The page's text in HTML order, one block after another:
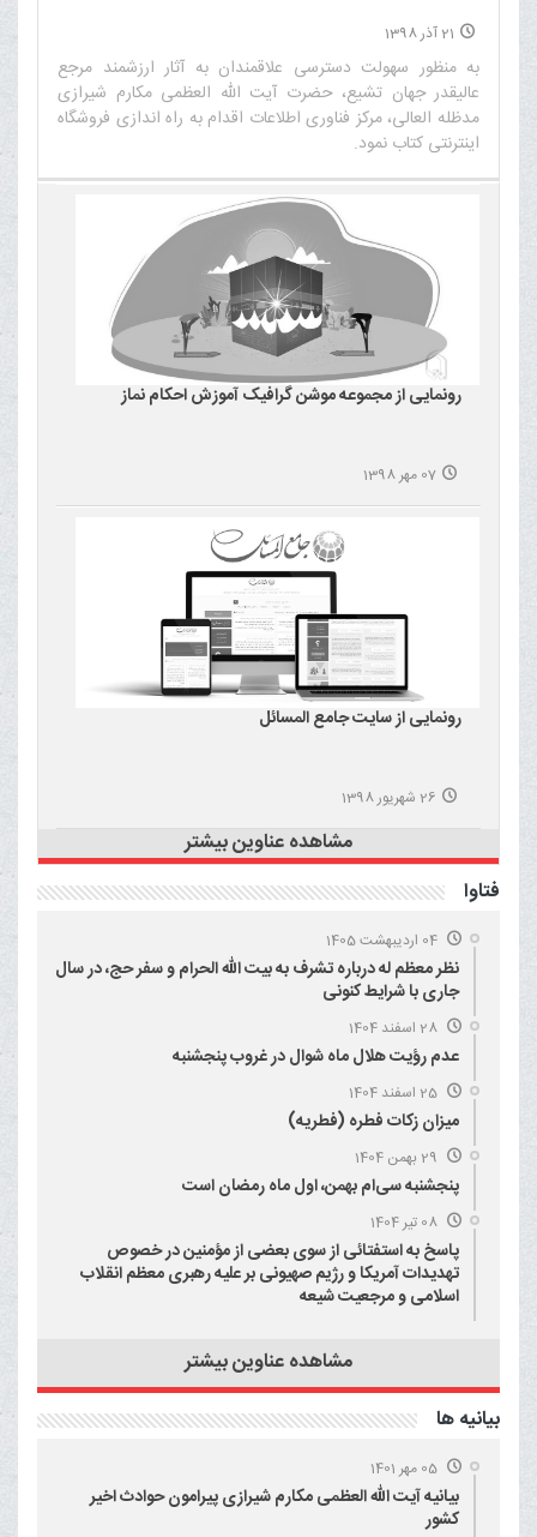
21 آذر 1398
به منظور سهولت دسترسی علاقمندان به آثار ارزشمند مرجع
عالیقدر جهان تشیع، حضرت آیت الله العظمی مکارم شیرازی
مدظله العالی، مرکز فناوری اطلاعات اقدام به راه اندازی فروشگاه
اینترنتی کتاب نمود.‌
رونمایی از مجموعه موشن گرافیک آموزش احکام نماز
07 مهر 1398
رونمایی از سایت جامع المسائل
26 شهریور 1398
مشاهده عناوین بیشتر
فتاوا
04 اردیبهشت 1405
نظر معظم له درباره تشرف به بیت الله الحرام و سفر حج، در سال
جاری با شرایط کنونی
28 اسفند 1404
عدم رؤیت هلال ماه شوال در غروب پنجشنبه
25 اسفند 1404
میزان زکات فطره (فطریه)
29 بهمن 1404
پنجشنبه سی‌ام بهمن، اول ماه رمضان است
08 تیر 1404
پاسخ به استفتائی از سوی بعضی از مؤمنین در خصوص
تهدیدات آمریکا و رژیم صهیونی بر علیه رهبری معظم انقلاب
اسلامی و مرجعیت شیعه
مشاهده عناوین بیشتر
بيانيه ها
05 مهر 1401
بیانیه آیت الله العظمی مکارم شیرازی پیرامون حوادث اخیر
کشور